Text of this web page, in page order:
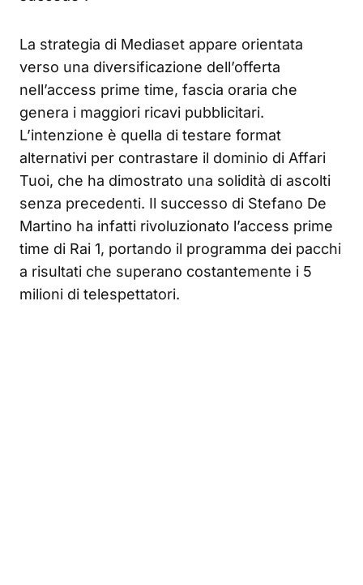
La strategia di Mediaset appare orientata
verso una diversificazione dell’offerta
nell’access prime time, fascia oraria che
genera i maggiori ricavi pubblicitari.
L’intenzione è quella di testare format
alternativi per contrastare il dominio di Affari
Tuoi, che ha dimostrato una solidità di ascolti
senza precedenti. Il successo di Stefano De
Martino ha infatti rivoluzionato l’access prime
time di Rai 1, portando il programma dei pacchi
a risultati che superano costantemente i 5
milioni di telespettatori.